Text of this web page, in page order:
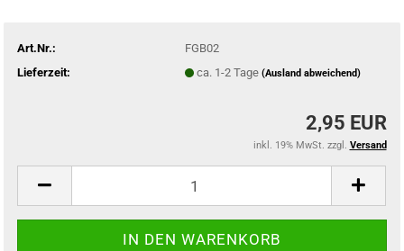
Art.Nr.:
FGB02
Lieferzeit:
ca. 1-2 Tage (Ausland abweichend)
2,95 EUR
inkl. 19% MwSt. zzgl. Versand